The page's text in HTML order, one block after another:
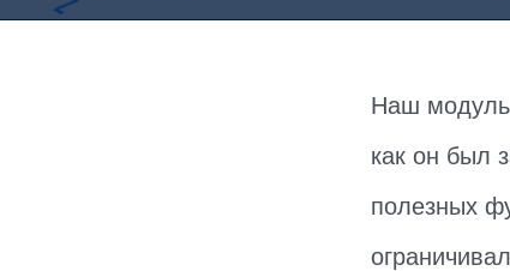
Наш модуль
как он был
полезных